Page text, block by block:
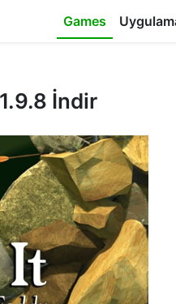
Games
İndir